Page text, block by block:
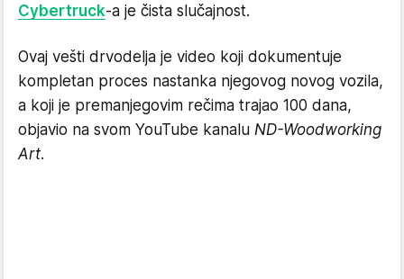
Cybertruck-a je čista slučajnost.
Ovaj vešti drvodelja je video koji dokumentuje
kompletan proces nastanka njegovog novog vozila,
a koji je premanjegovim rečima trajao 100 dana,
objavio na svom YouTube kanalu ND-Woodworking
Art.